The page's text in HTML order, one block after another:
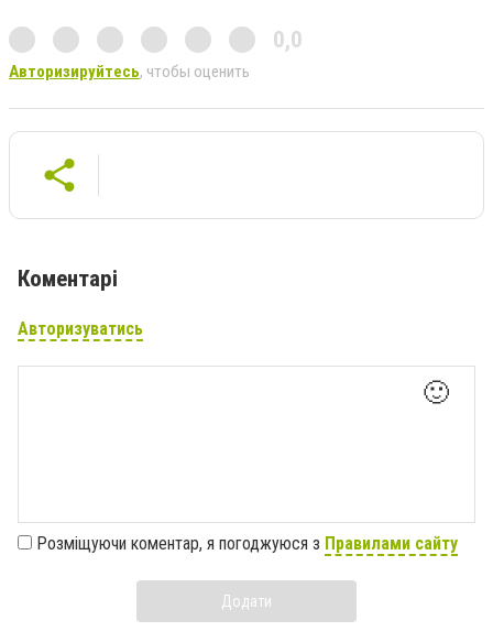
0,0
Авторизируйтесь, чтобы оценить
Коментарі
Авторизуватись
🙂
Розміщуючи коментар, я погоджуюся з Правилами сайту
Додати